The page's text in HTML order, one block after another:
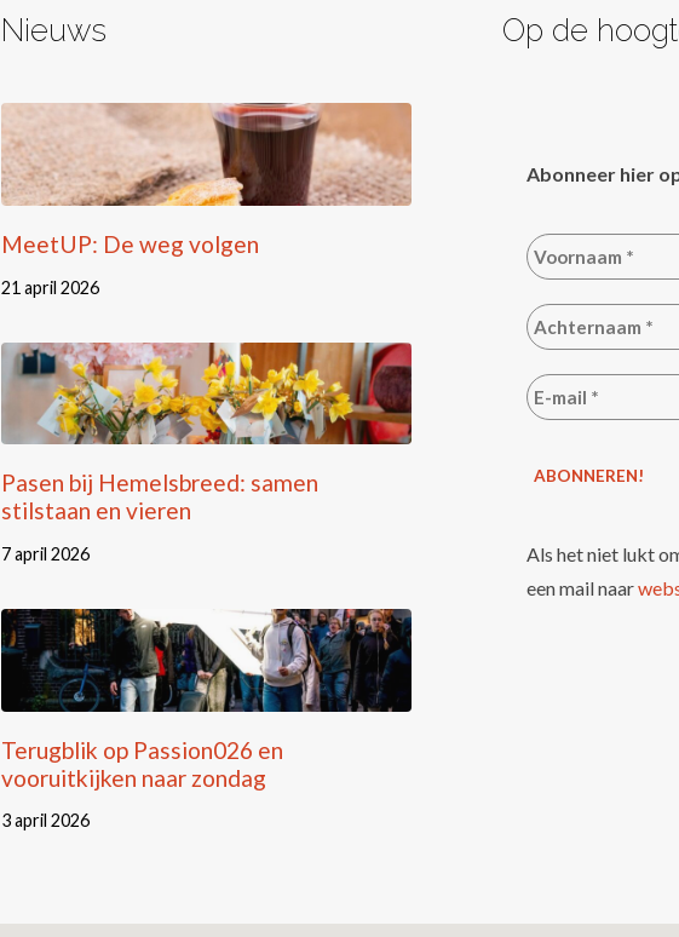
Nieuws
MeetUP: De weg volgen
21 april 2026
Pasen bij Hemelsbreed: samen
stilstaan en vieren
7 april 2026
Terugblik op Passion026 en
vooruitkijken naar zondag
3 april 2026
Op de
Abonneer hier
Als het niet lukt
een mail naar